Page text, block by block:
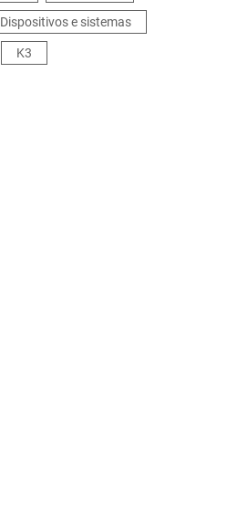
Dispositivos e sistemas
K3